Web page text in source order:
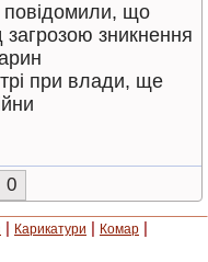
повідомили, що
загрозою зникнення
при влади, ще
0
| Карикатури | Комар |